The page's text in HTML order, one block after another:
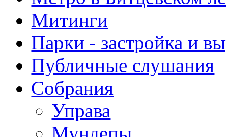
Митинги
Парки - застройка и
Публичные слушания
Собрания
Управа